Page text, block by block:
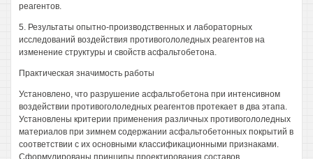
реагентов.
5. Результаты опытно-производственных и лабораторных
исследований воздействия противогололедных реагентов на
изменение структуры и свойств асфальтобетона.
Практическая значимость работы
Установлено, что разрушение асфальтобетона при интенсивном
воздействии противогололедных реагентов протекает в два этапа.
Установлены критерии применения различных противогололедных
материалов при зимнем содержании асфальтобетонных покрытий в
соответствии с их основными классификационными признаками.
Сформулированы принципы проектирования составов